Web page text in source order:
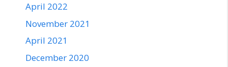
April 2022
November 2021
April 2021
December 2020